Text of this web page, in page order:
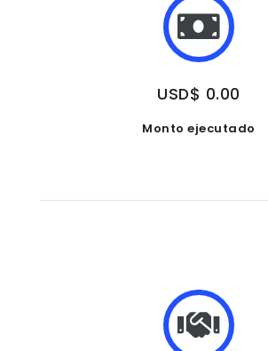
USD$ 0.00
Monto ejecutado